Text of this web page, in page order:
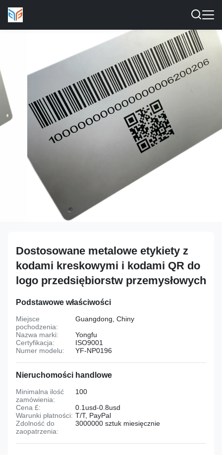
Dostosowane metalowe etykiety z
kodami kreskowymi i kodami QR do
logo przedsiębiorstw przemysłowych
Podstawowe właściwości
Miejsce
pochodzenia:
Guangdong, Chiny
Nazwa marki:
Yongfu
Certyfikacja:
ISO9001
Numer modelu:
YF-NP0196
Nieruchomości handlowe
Minimalna ilość
zamówienia:
100
Cena £:
0.1usd-0.8usd
Warunki płatności: T/T, PayPal
Zdolność do
zaopatrzenia:
3000000 sztuk miesięcznie